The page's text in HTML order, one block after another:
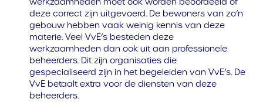
deze correct zijn uitgevoerd. De bewoners van zo’n
gebouw hebben vaak weinig kennis van deze
materie. Veel VvE’s besteden deze
werkzaamheden dan ook uit aan professionele
beheerders. Dit zijn organisaties die
gespecialiseerd zijn in het begeleiden van VvE’s. De
VvE betaalt extra voor de diensten van deze
beheerders.